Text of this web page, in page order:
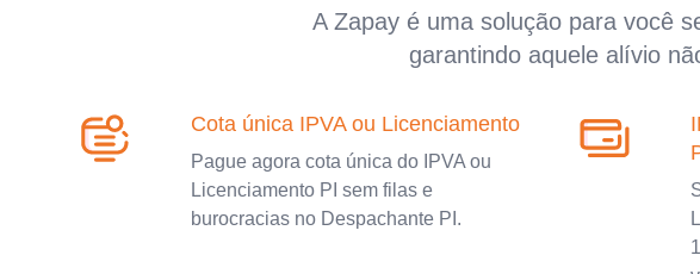
A Zapay é uma solução para você
garantindo aquele alívio
Cota única IPVA ou Licenciamento
Pague agora cota única do IPVA ou
Licenciamento PI sem filas e
burocracias no Despachante PI.